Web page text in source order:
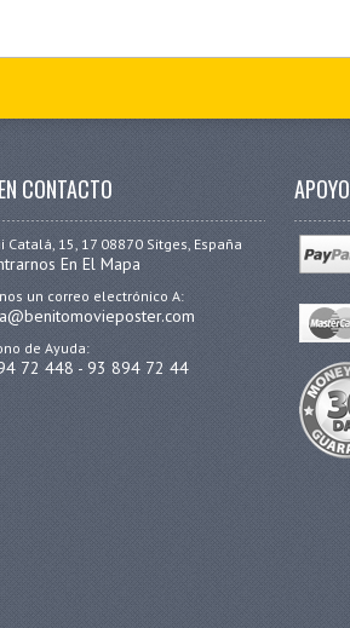
CONTACTO
Catalá, 15, 17 08870 Sitges, España
En El Mapa
un correo electrónico A:
de Ayuda:
72 448 - 93 894 72 44
APOYO